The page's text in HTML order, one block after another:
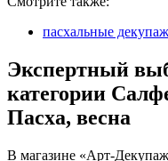
пасхальные
Экспертный
категории
Пасха, весна
В магазине «Арт-